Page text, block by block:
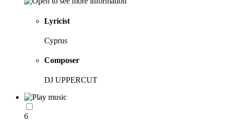
Lyricist
Cyprus
Composer
DJ UPPERCUT
6